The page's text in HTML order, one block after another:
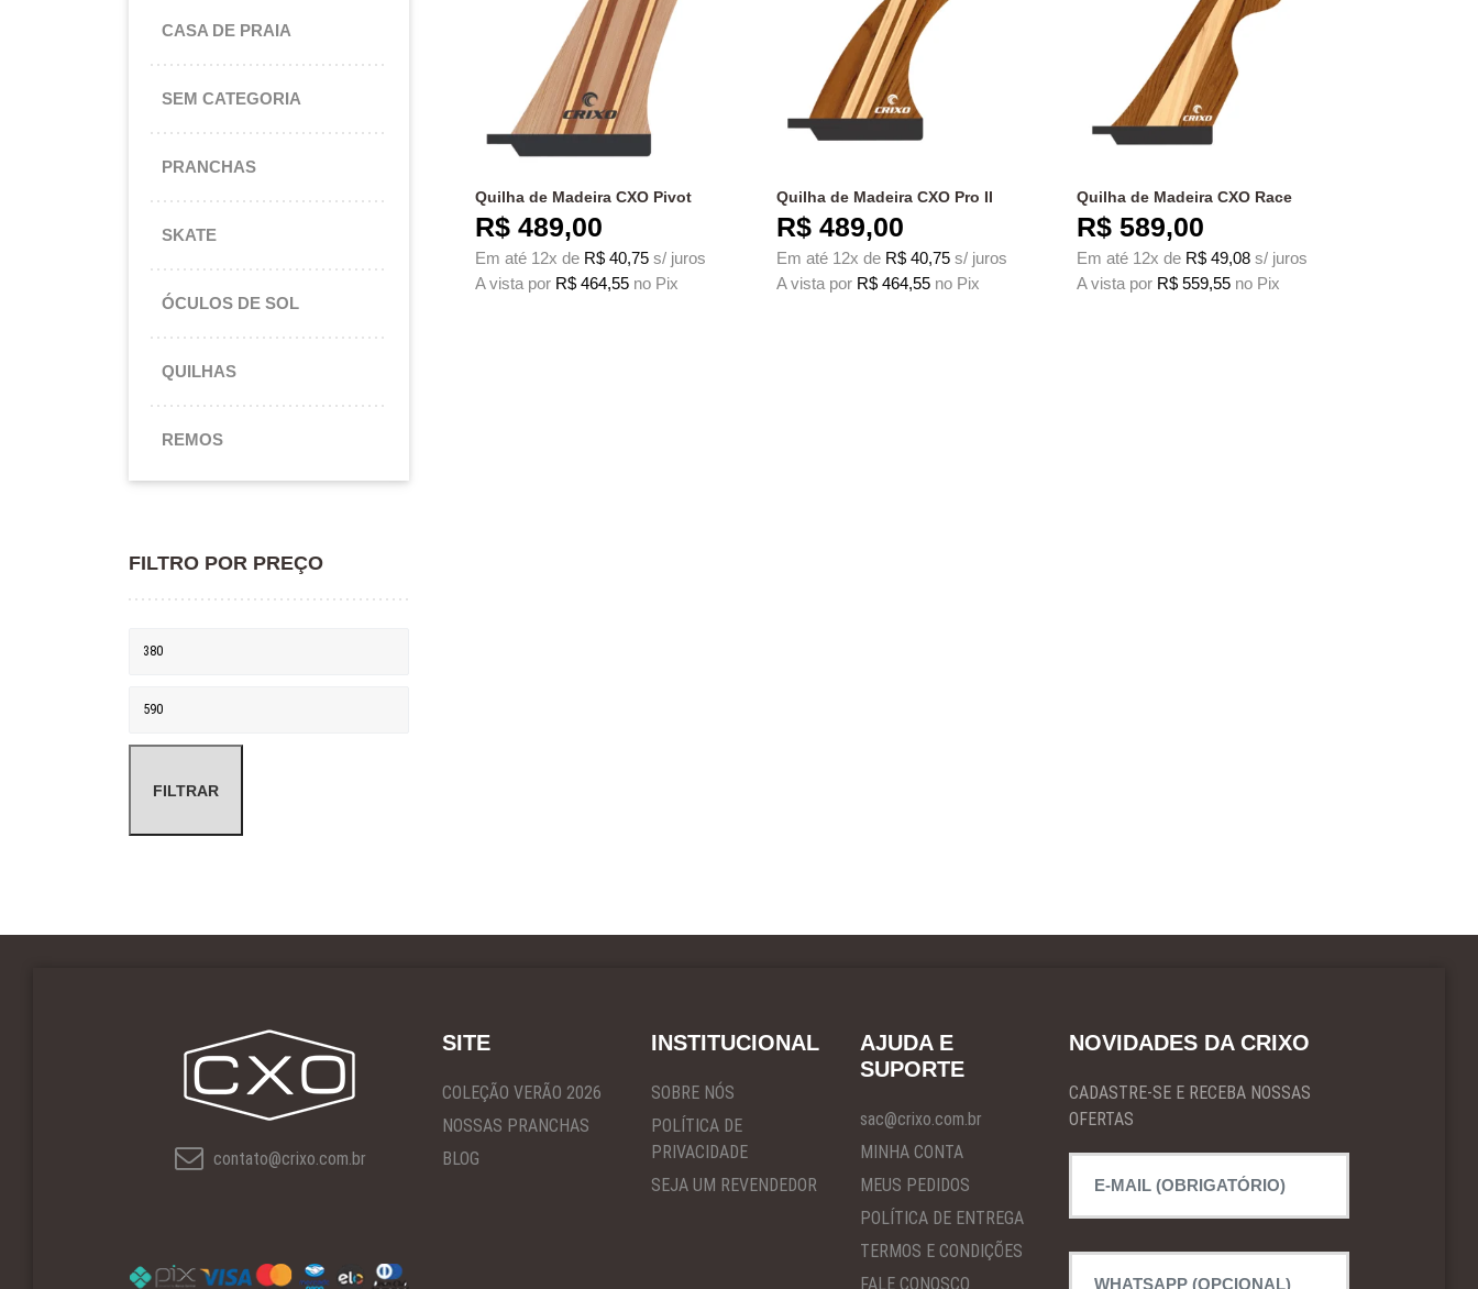
Quilha de Madeira CXO Pivot
R$ 489,00
Em até 12x de R$ 40,75 s/ juros
A vista por R$ 464,55 no Pix
Quilha de Madeira CXO Pro II
R$489,00
Em até 12x de R$40,75 s/ juros
A vista por R$464,55 no Pix
Quilha de Madeira CXO Race
R$ 589,00
Em até 12x de R$ 49,08 s/ juros
A vista por R$ 559,55 no Pix
CASA DE PRAIA
SEM CATEGORIA
PRANCHAS
SKATE
ÓCULOS DE SOL
QUILHAS
REMOS
FILTRO POR PREÇO
Preço mínimo
Preço máximo
FILTRAR
contato@crixo.com.br
SITE
COLEÇÃO VERÃO 2026
NOSSAS PRANCHAS
BLOG
INSTITUCIONAL
SOBRE NÓS
POLÍTICA DE
PRIVACIDADE
SEJA UM REVENDEDOR
AJUDA E
SUPORTE
sac@crixo.com.br
MINHA CONTA
MEUS PEDIDOS
POLÍTICA DE ENTREGA
TERMOS E CONDIÇÕES
FALE CONOSCO
NOVIDADES DA CRIXO
CADASTRE-SE E RECEBA NOSSAS
OFERTAS